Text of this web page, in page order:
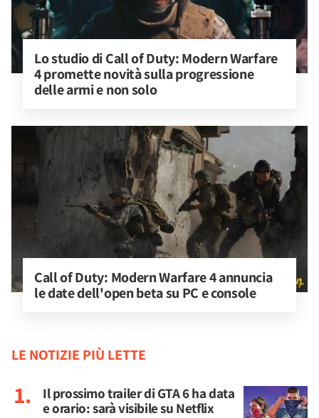
Lo studio di Call of Duty: Modern Warfare
4 promette novità sulla progressione
delle armi e non solo
Call of Duty: Modern Warfare 4 annuncia
le date dell'open beta su PC e console
LE NOTIZIE PIÙ LETTE
Il prossimo trailer di GTA 6 ha data
e orario: sarà visibile su Netflix